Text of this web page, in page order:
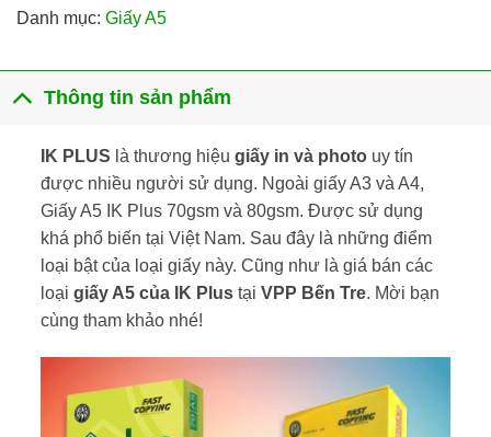
Danh mục: Giấy A5
Thông tin sản phẩm
IK PLUS là thương hiệu giấy in và photouy tín
được nhiều người sử dụng. Ngoài giấy A3 và A4,
Giấy A5 IK Plus 70gsm và 80gsm. Được sử dụng
khá phổ biến tại Việt Nam. Sau đây là những điểm
loại bật của loại giấy này. Cũng như là giá bán các
loại giấy A5 của IK Plustại VPP Bến Tre. Mời bạn
cùng tham khảo nhé!